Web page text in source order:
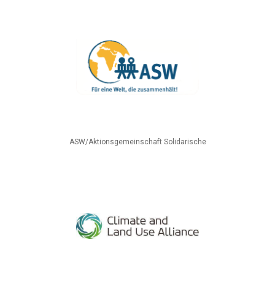
ASW/Aktionsgemeinschaft Solidarische